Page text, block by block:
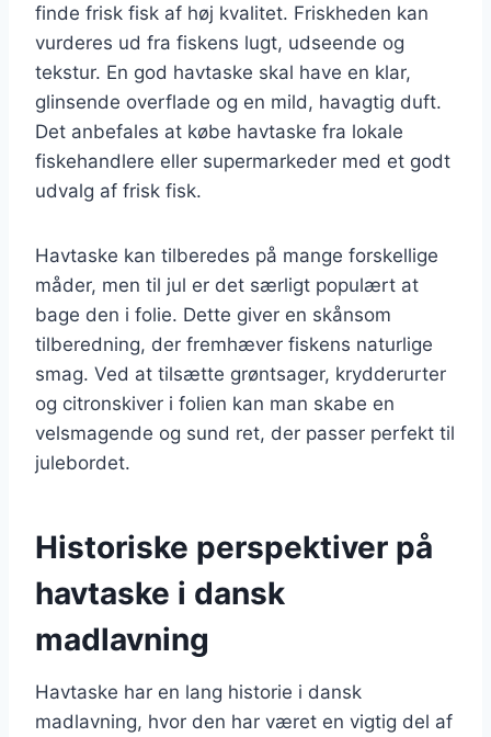
finde frisk fisk af høj kvalitet. Friskheden kan
vurderes ud fra fiskens lugt, udseende og
tekstur. En god havtaske skal have en klar,
glinsende overflade og en mild, havagtig duft.
Det anbefales at købe havtaske fra lokale
fiskehandlere eller supermarkeder med et godt
udvalg af frisk fisk.
Havtaske kan tilberedes på mange forskellige
måder, men til jul er det særligt populært at
bage den i folie. Dette giver en skånsom
tilberedning, der fremhæver fiskens naturlige
smag. Ved at tilsætte grøntsager, krydderurter
og citronskiver i folien kan man skabe en
velsmagende og sund ret, der passer perfekt til
julebordet.
Historiske perspektiver på
havtaske i dansk
madlavning
Havtaske har en lang historie i dansk
madlavning, hvor den har været en vigtig del af